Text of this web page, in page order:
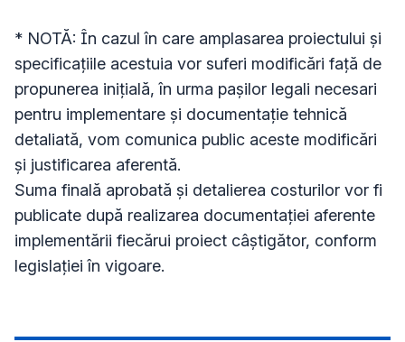
* NOTĂ: În cazul în care amplasarea proiectului și
specificațiile acestuia vor suferi modificări față de
propunerea inițială, în urma pașilor legali necesari
pentru implementare și documentație tehnică
detaliată, vom comunica public aceste modificări
și justificarea aferentă.
Suma finală aprobată și detalierea costurilor vor fi
publicate după realizarea documentației aferente
implementării fiecărui proiect câștigător, conform
legislației în vigoare.